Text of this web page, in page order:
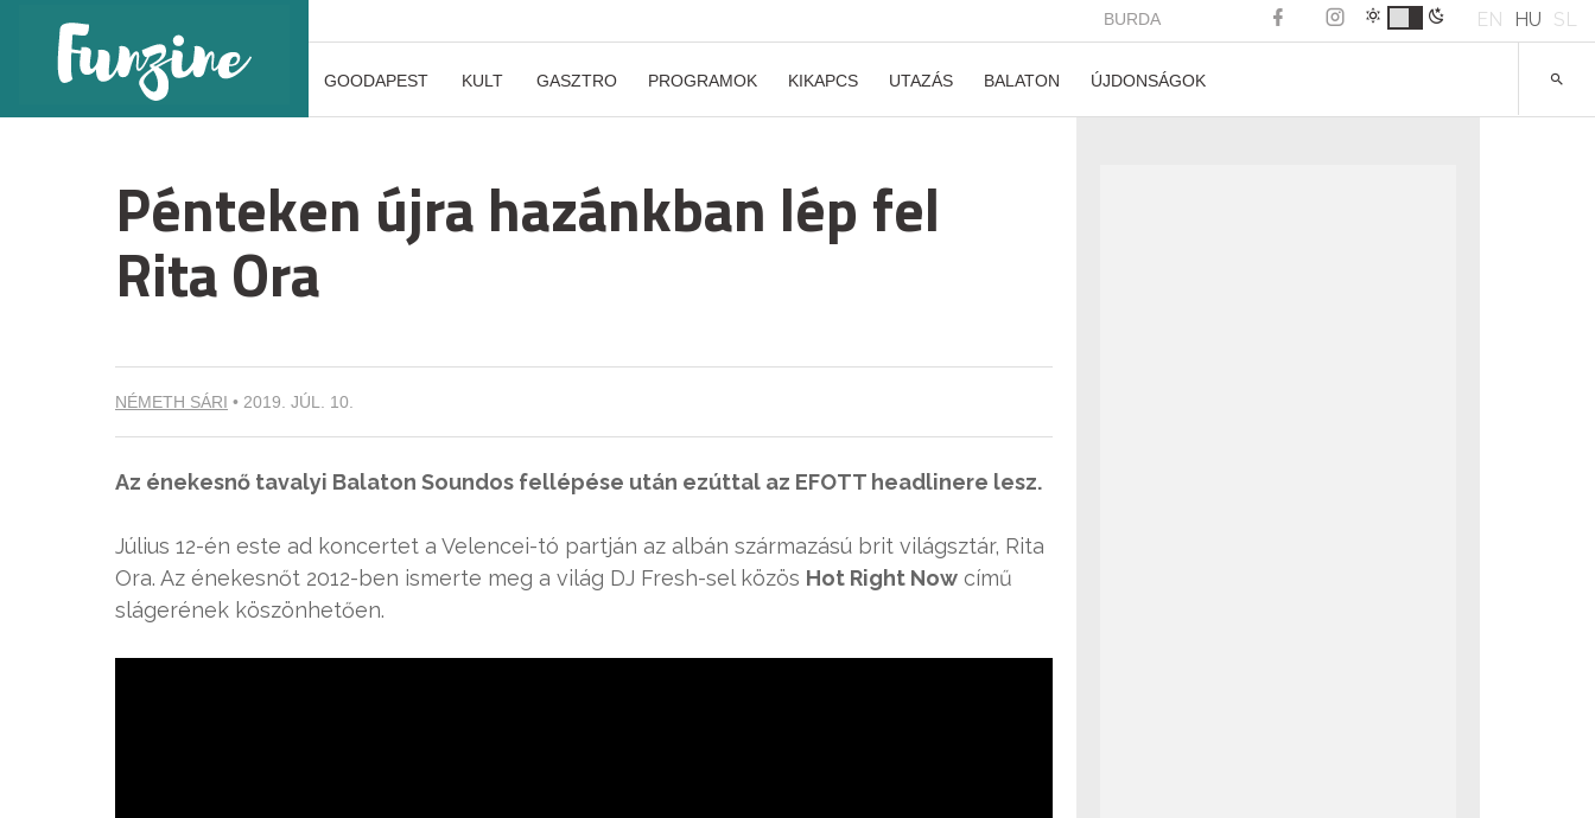
BURDA EN HU SL
GOODAPEST KULT GASZTRO PROGRAMOK KIKAPCS UTAZÁS BALATON ÚJDONSÁGOK
Pénteken újra hazánkban lép fel
Rita Ora
NÉMETH SÁRI • 2019. JÚL. 10.
Az énekesnő tavalyi Balaton Soundos fellépése után ezúttal az EFOTT headlinere lesz.
Július 12-én este ad koncertet a Velencei-tó partján az albán származású brit világsztár, Rita
Ora. Az énekesnőt 2012-ben ismerte meg a világ DJ Fresh-sel közös Hot Right Now című
slágerének köszönhetően.